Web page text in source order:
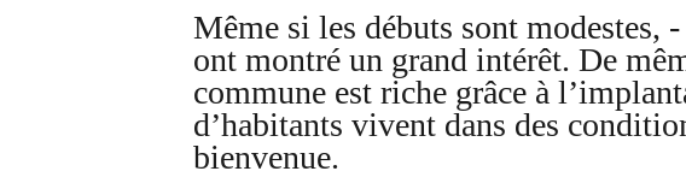
Même si les débuts sont modestes,
ont montré un grand intérêt. De
commune est riche grâce à
d’habitants vivent dans des
bienvenue.